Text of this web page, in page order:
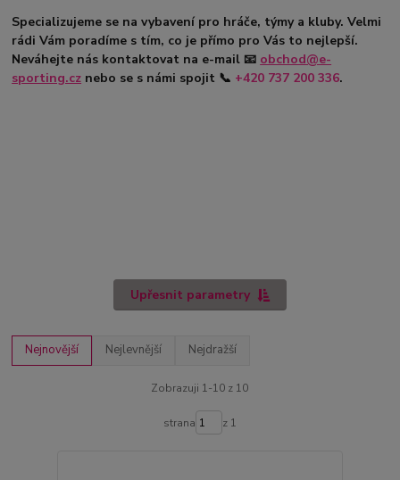
Specializujeme se na vybavení pro hráče, týmy a kluby. Velmi
rádi Vám poradíme s tím, co je přímo pro Vás to nejlepší.
Neváhejte nás kontaktovat na e-mail 📧 obchod@e-
sporting.cz nebo se s námi spojit 📞 +420 737 200 336.
Upřesnit parametry
Nejnovější Nejlevnější Nejdražší
Zobrazuji 1-10 z 10
strana z 1